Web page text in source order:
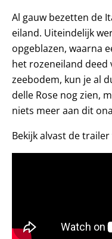
Al gauw bezetten de
eiland. Uiteindelijk
opgeblazen, waarna
het rozeneiland deed
zeebodem, kun je al
delle Rose nog zien,
niets meer aan dit
Bekijk alvast de